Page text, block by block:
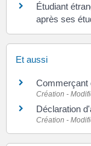
Étudiant
après ses
Et aussi
Commerçant
Création -
Déclaration
Création -